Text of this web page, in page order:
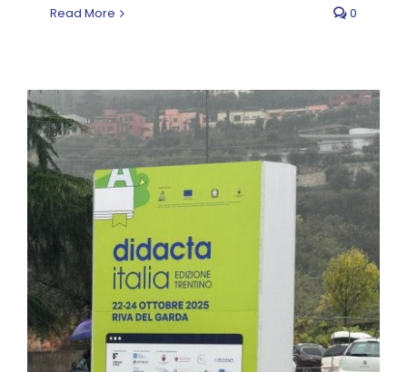
Read More 0
Didacta – I nostri
Istituti in visita alla
fiera della didattica